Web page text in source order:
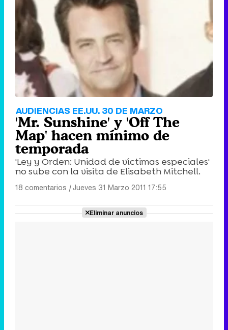
AUDIENCIAS EE.UU. 30 DE MARZO
'Mr. Sunshine' y 'Off The
Map' hacen mínimo de
temporada
'Ley y Orden: Unidad de víctimas especiales'
no sube con la visita de Elisabeth Mitchell.
18 comentarios |Jueves 31 Marzo 2011 17:55
Eliminar anuncios